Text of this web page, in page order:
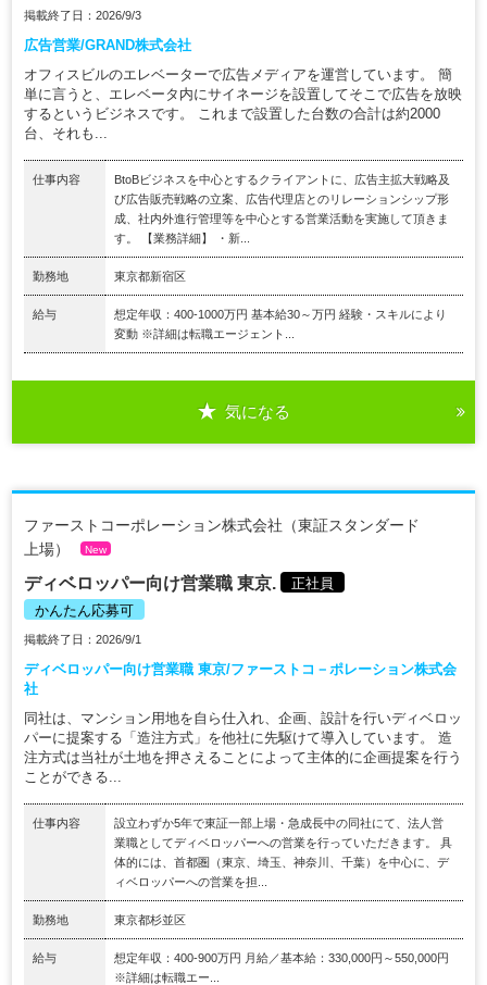
掲載終了日：2026/9/3
広告営業/GRAND株式会社
オフィスビルのエレベーターで広告メディアを運営しています。 簡
単に言うと、エレベータ内にサイネージを設置してそこで広告を放映
するというビジネスです。 これまで設置した台数の合計は約2000
台、それも...
仕事内容
BtoBビジネスを中心とするクライアントに、広告主拡大戦略及
び広告販売戦略の立案、広告代理店とのリレーションシップ形
成、社内外進行管理等を中心とする営業活動を実施して頂きま
す。 【業務詳細】 ・新...
勤務地 東京都新宿区
給与
想定年収：400-1000万円 基本給30～万円 経験・スキルにより
変動 ※詳細は転職エージェント...
気になる
ファーストコーポレーション株式会社（東証スタンダード
上場）
New
ディベロッパー向け営業職 東京.
正社員
かんたん応募可
掲載終了日：2026/9/1
ディベロッパー向け営業職 東京/ファーストコ－ポレーション株式会
社
同社は、マンション用地を自ら仕入れ、企画、設計を行いディベロッ
パーに提案する「造注方式」を他社に先駆けて導入しています。 造
注方式は当社が土地を押さえることによって主体的に企画提案を行う
ことができる...
仕事内容
設立わずか5年で東証一部上場・急成長中の同社にて、法人営
業職としてディベロッパーへの営業を行っていただきます。 具
体的には、首都圏（東京、埼玉、神奈川、千葉）を中心に、デ
ィベロッパーへの営業を担...
勤務地 東京都杉並区
給与
想定年収：400-900万円 月給／基本給：330,000円～550,000円
※詳細は転職エー...